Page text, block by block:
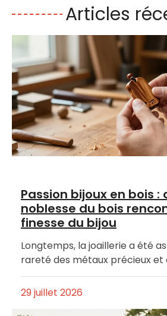
Articles
Passion bijoux en bois :
noblesse du bois
finesse du bijou
Longtemps, la joaillerie a été
rareté des métaux précieux et
29 juillet 2026